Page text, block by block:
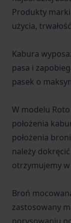
Waga: 120g Pasuje do: Sig Sauer P226 (9mm / .40
/ .357), P226
Produkty
użycia,
Kabura
pasa i
pasek o
W modelu
położenia
położenia
należy
otrzymujemy
Broń
zastosowany